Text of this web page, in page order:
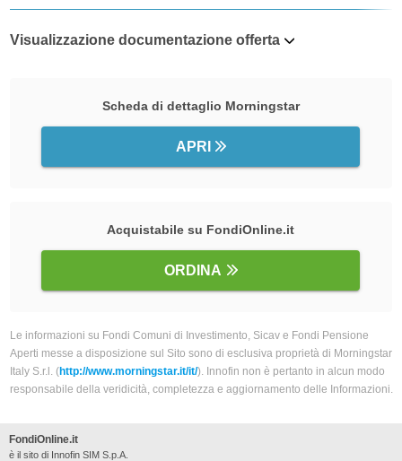
Visualizzazione documentazione offerta
Scheda di dettaglio Morningstar
APRI
Acquistabile su FondiOnline.it
ORDINA
Le informazioni su Fondi Comuni di Investimento, Sicav e Fondi Pensione
Aperti messe a disposizione sul Sito sono di esclusiva proprietà di Morningstar
Italy S.r.l. (http://www.morningstar.it/it/). Innofin non è pertanto in alcun modo
responsabile della veridicità, completezza e aggiornamento delle Informazioni.
FondiOnline.it
è il sito di Innofin SIM S.p.A.